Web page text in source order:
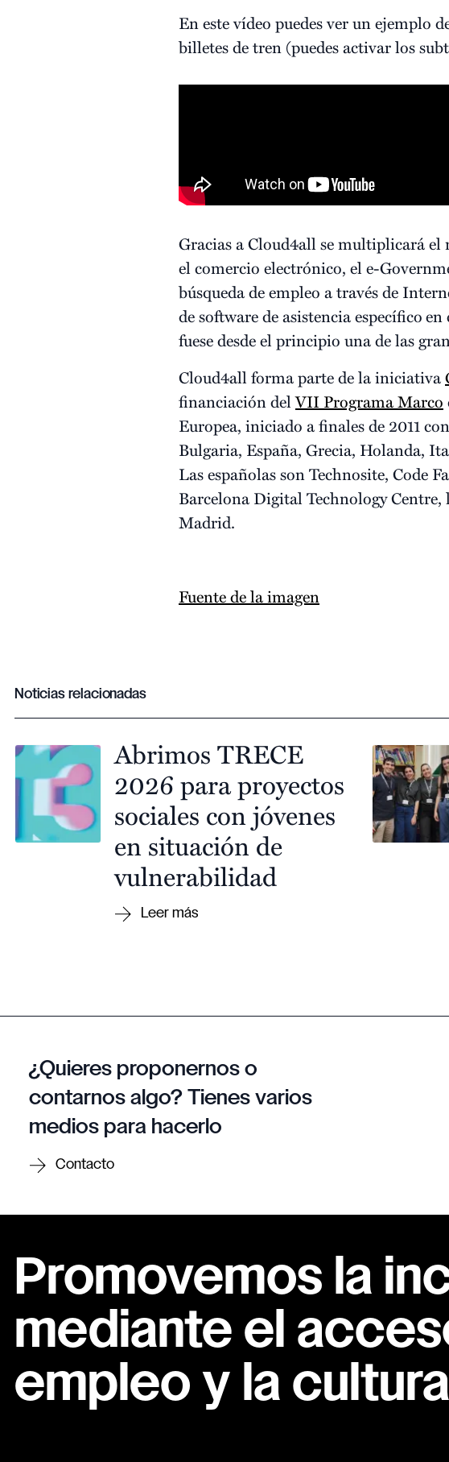
En este vídeo puedes ver un ejemplo
billetes de tren (puedes activar los
Gracias a Cloud4all se multiplicará el
el comercio electrónico, el e-
búsqueda de empleo a través de
de software de asistencia específicoen
fuese desde el principio una de las
Cloud4all forma parte de la iniciativa
financiación delVII Programa Marco
Europea, iniciado a finales de 2011
Bulgaria, España, Grecia, Holanda,
Las españolas son Technosite, Code
Barcelona Digital Technology
Madrid.
Fuente de la imagen
Noticias relacionadas
Abrimos TRECE
2026 para proyectos
sociales con jóvenes
en situación de
vulnerabilidad
¿Quieres proponernos o
contarnos algo? Tienes varios
medios para hacerlo
Contacto
Promovemos la
mediante el
empleo y la